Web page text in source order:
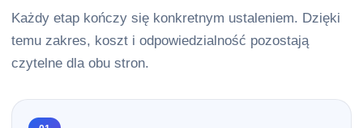
Każdy etap kończy się konkretnym ustaleniem. Dzięki
temu zakres, koszt i odpowiedzialność pozostają
czytelne dla obu stron.